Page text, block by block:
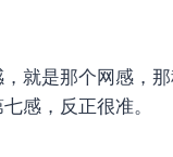
就是那个网感，那
感，反正很准。